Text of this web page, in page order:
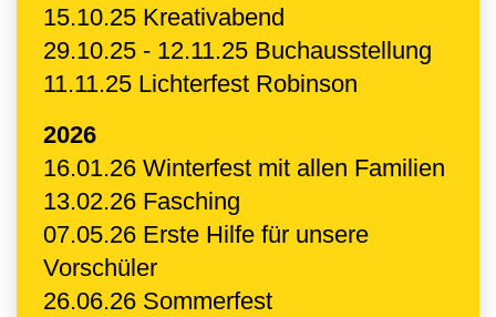
15.10.25 Kreativabend
29.10.25 - 12.11.25 Buchausstellung
11.11.25 Lichterfest Robinson
2026
16.01.26 Winterfest mit allen Familien
13.02.26 Fasching
07.05.26 Erste Hilfe für unsere
Vorschüler
26.06.26 Sommerfest